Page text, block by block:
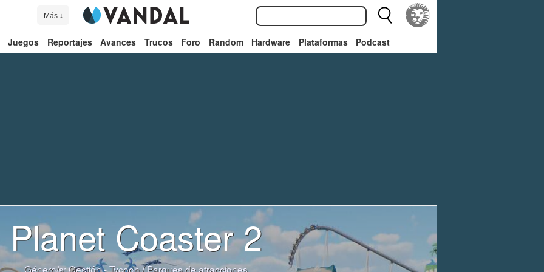
Más ↓
Juegos Reportajes Avances Trucos Foro Random Hardware Plataformas Podcast
Planet Coaster 2
Género/s:Gestión - Tycoon/Parques de atracciones